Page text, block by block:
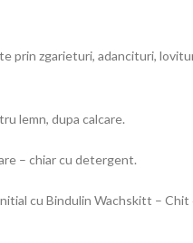
prin zgarieturi, adancituri,
lemn, dupa calcare.
– chiar cu detergent.
cu Bindulin Wachskitt – Chit